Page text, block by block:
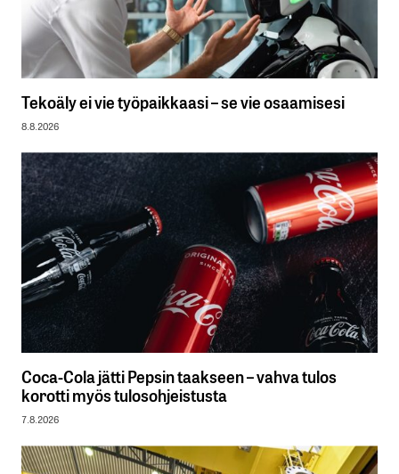
Tekoäly ei vie työpaikkaasi – se vie osaamisesi
8.8.2026
Coca-Cola jätti Pepsin taakseen – vahva tulos
korotti myös tulosohjeistusta
7.8.2026